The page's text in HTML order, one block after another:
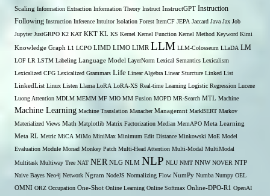
Scaling Information Extraction Information Theory Instruct InstructGPT Instruction
Following Instruction Inference Intuitor Isolation Forest ItemCF JEPA Jaccard Java Jax Job
Jupyter JustGRPO K2 KAT KKT KL KS Kernel Kernel Function Kernel Method Keyword Kimi
Knowledge Graph L1 LCPO LIMD LIMO LIMR LLM LLM-Colosseum LLaDA LM
LOF LR LSTM Labeling Language Model LayerNorm Lexical Semantics Lexicalism
Lexicalized CFG Lexicalized Grammars Life Linear Algebra Linear Sturcture Linked List
LinkedList Linux Listen Llama LoRA LoRA-XS Real-time Learning Logistic Regression Lucene
Luong Attention MDLM MEMM MF MIO MM Fusion MOPD MR-Search MTL Machine
Machine Learning Machine Translation Manacher Managemnt MarkBERT Markov
Materialized Views Math Matplotlib Matrix Factorization Median MemAPO Meta Learning
Meta RL Metric MiCA MiMo MiniMax Minimum Edit Distance Minkowski MoE Model
Evaluation Module Monad Monkey Patch Multi-Head Attention Multi-Modal MultiModal
Multitask Multiway Tree NAT NER NLG NLM NLP NLU NMT NNW NOVER NTP
Naive Bayes Neo4j Network Ngram NodeJS Normalizing Flow NumPy Numba Numpy OEL
OMNI ORZ Occupation One-Shot Online Learning Online Softmax Online-DPO-R1 OpenAI